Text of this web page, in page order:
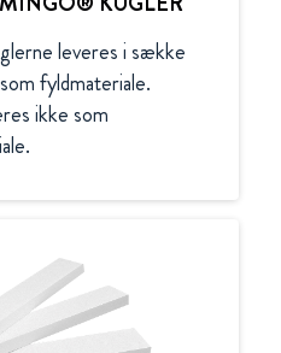
leveres i sække
fyldmateriale.
ikke som